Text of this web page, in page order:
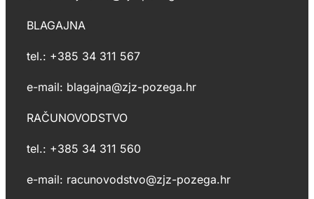
BLAGAJNA
tel.: +385 34 311 567
e-mail: blagajna@zjz-pozega.hr
RAČUNOVODSTVO
tel.: +385 34 311 560
e-mail: racunovodstvo@zjz-pozega.hr